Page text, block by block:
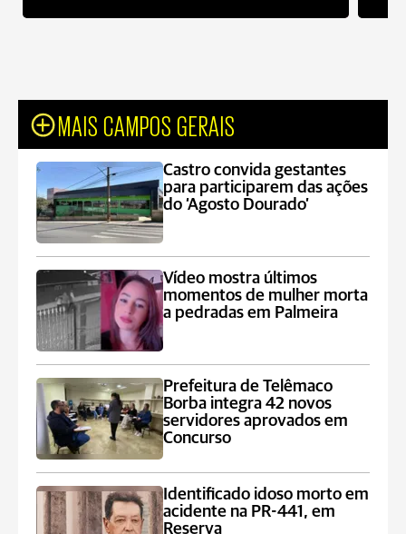
MAIS CAMPOS GERAIS
Castro convida gestantes
para participarem das ações
do ‘Agosto Dourado’
Vídeo mostra últimos
momentos de mulher morta
a pedradas em Palmeira
Prefeitura de Telêmaco
Borba integra 42 novos
servidores aprovados em
Concurso
Identificado idoso morto em
acidente na PR-441, em
Reserva